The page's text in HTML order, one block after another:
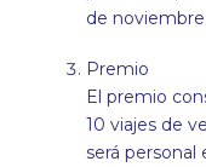
de
Premio
El premio
10 viajes de
será personal